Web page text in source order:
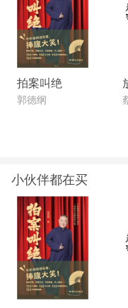
拍案叫绝
郭德纲
小伙伴都在买